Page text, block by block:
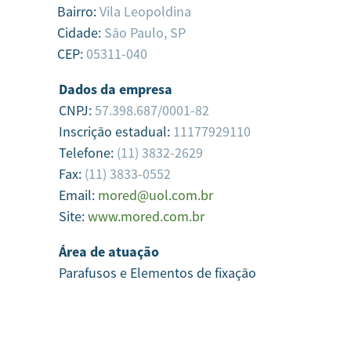
Bairro:Vila Leopoldina
Cidade: São Paulo, SP
CEP: 05311-040
Dados da empresa
CNPJ:57.398.687/0001-82
Inscrição estadual: 11177929110
Telefone: (11) 3832-2629
Fax: (11) 3833-0552
Email: mored@uol.com.br
Site:www.mored.com.br
Área de atuação
Parafusos e Elementos de fixação